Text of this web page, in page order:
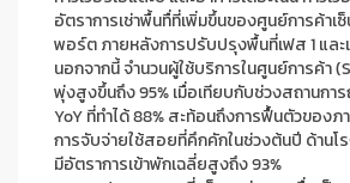
อัตราการเช่าพื้นทื่ที่เพิ่มขึ้นของศูนย์การค้าเ
พอร์ต ภายหลังการปรับปรุงพื้นที่เฟส 1 และ
นอกจากนี้ จำนวนผู้ใช้บริการในศูนย์การค้า
พุ่งสูงขึ้นถึง 95% เมื่อเทียบกับช่วงสถานก
YoY ที่ทำได้ 88% สะท้อนถึงการฟื้นตัวของภ
การจับจ่ายใช้สอยที่คึกคักในช่วงต้นปี ด้าน
มีอัตราการเข้าพักเฉลี่ยสูงถึง 93%